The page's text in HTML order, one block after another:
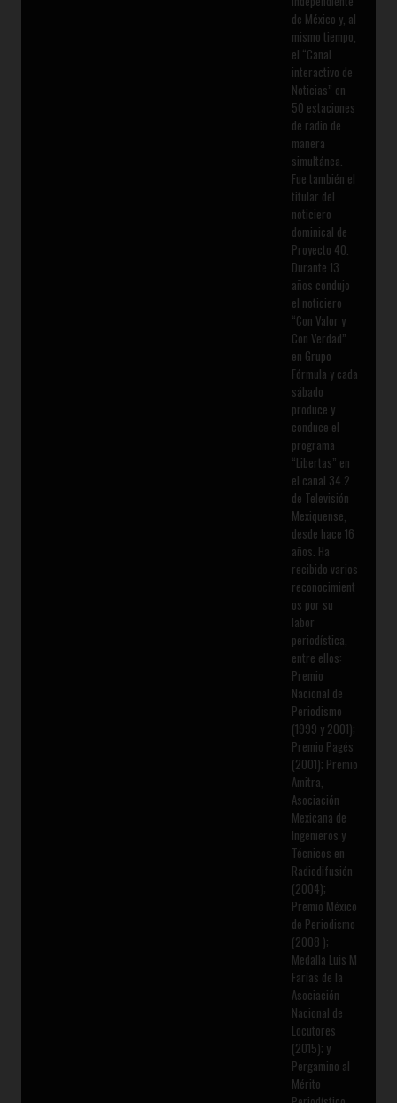
de México y, al
mismo tiempo,
el “Canal
interactivo de
Noticias” en
50 estaciones
de radio de
manera
simultánea.
Fue también el
titular del
noticiero
dominical de
Proyecto 40.
Durante 13
años condujo
el noticiero
“Con Valor y
Con Verdad”
en Grupo
Fórmula y cada
sábado
produce y
conduce el
programa
“Libertas” en
el canal 34.2
de Televisión
Mexiquense,
desde hace 16
años. Ha
recibido varios
reconocimient
os por su
labor
periodística,
entre ellos:
Premio
Nacional de
Periodismo
(1999 y 2001);
Premio Pagés
(2001); Premio
Amitra,
Asociación
Mexicana de
Ingenieros y
Técnicos en
Radiodifusión
(2004);
Premio México
de Periodismo
(2008 );
Medalla Luis M
Farías de la
Asociación
Nacional de
Locutores
(2015); y
Pergamino al
Mérito